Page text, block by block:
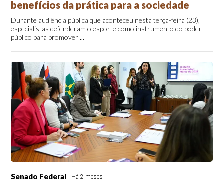
benefícios da prática para a sociedade
Durante audiência pública que aconteceu nesta terça-feira (23),
especialistas defenderam o esporte como instrumento do poder
público para promover ...
Senado Federal Há 2 meses